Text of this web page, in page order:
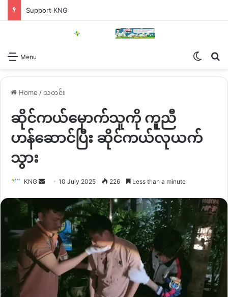
Support KNG
Menu
Home / သတင်း
ဆိုင်ကယ်မှောက်သူကို ကူညီ
ဟန်ဆောင်ပြီး ဆိုင်ကယ်လုယက်
သွား
KNG
Send10 July 2025 226 Less than a minute